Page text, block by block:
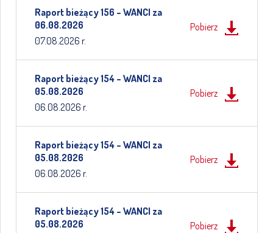
Raport bieżący 156 – WANCI za
06.08.2026
07.08.2026 r.
Pobierz
Raport bieżący 154 – WANCI za
05.08.2026
06.08.2026 r.
Pobierz
Raport bieżący 154 – WANCI za
05.08.2026
06.08.2026 r.
Pobierz
Raport bieżący 154 – WANCI za
05.08.2026
Pobierz